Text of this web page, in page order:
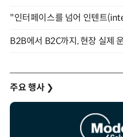
주요 행사 ❯